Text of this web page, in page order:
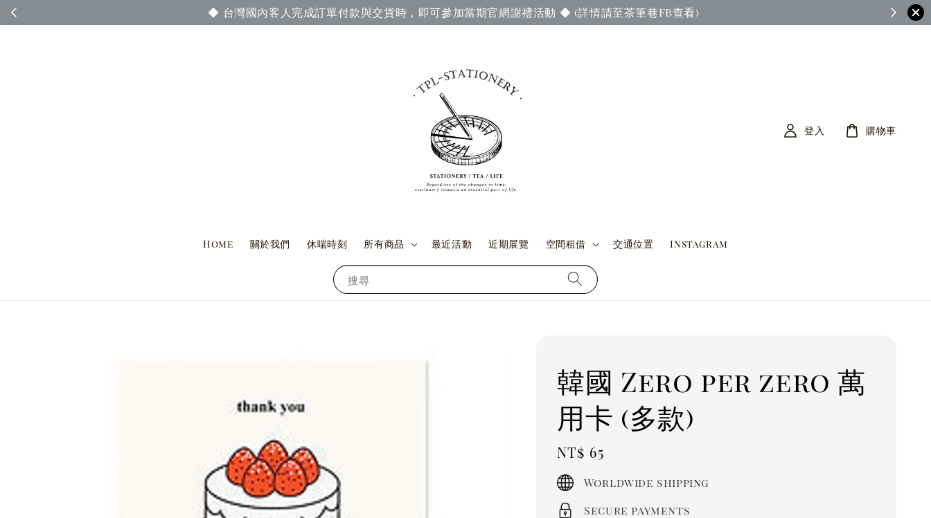
◆ 台灣國內客人完成訂單付款與交貨時，即可參加當期官網謝禮活動 ◆ (詳情請至茶筆巷FB查看)
搜尋
Home 關於我們 休喘時刻 所有商品 最近活動 近期展覽 空間租借 交通位置 Instagram
登入 購物車
韓國 Zero per zero 萬
用卡 (多款)
Regular
price
NT$ 65
Worldwide shipping
Secure payments